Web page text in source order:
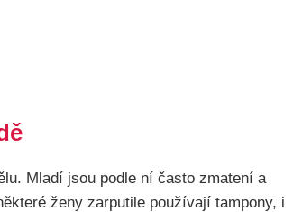
Mladí jsou podle ní často zmatení a
ženy zarputile používají tampony, i